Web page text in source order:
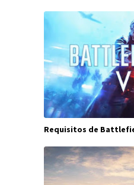
Requisitos de